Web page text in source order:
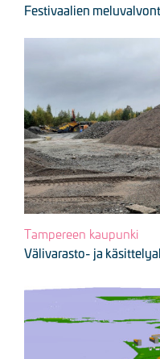
Festivaalien
Tampereen kaupunki
Välivarasto- ja
Kuva